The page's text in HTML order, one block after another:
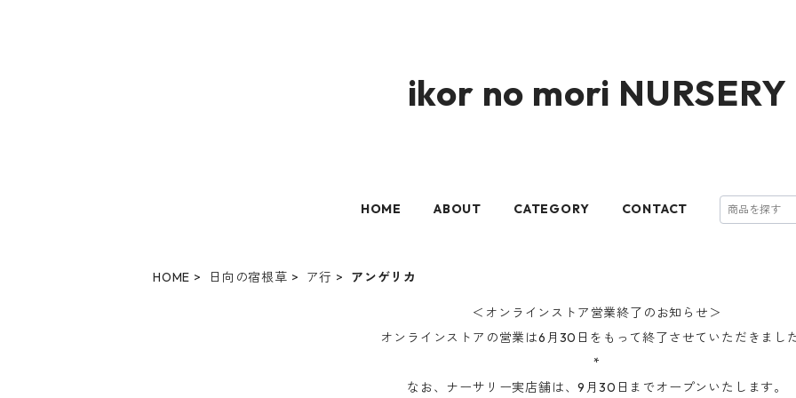
ikor no mori NURSERY
HOME ABOUT CATEGORY CONTACT
HOME 日向の宿根草 ア行 アンゲリカ
＜オンラインストア営業終了のお知らせ＞
オンラインストアの営業は6月30日をもって終了させていただきまし
*
なお、ナーサリー実店舗は、9月30日までオープンいたします。